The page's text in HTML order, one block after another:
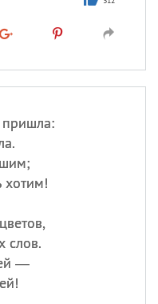
пришла:
хотим!
слов.
—